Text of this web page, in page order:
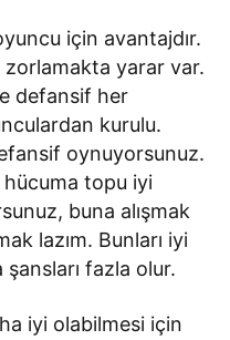
için avantajdır.
zorlamakta yarar var.
defansif her
kurulu.
oynuyorsunuz.
hücuma topu iyi
buna alışmak
lazım. Bunları iyi
fazla olur.
iyi olabilmesi için